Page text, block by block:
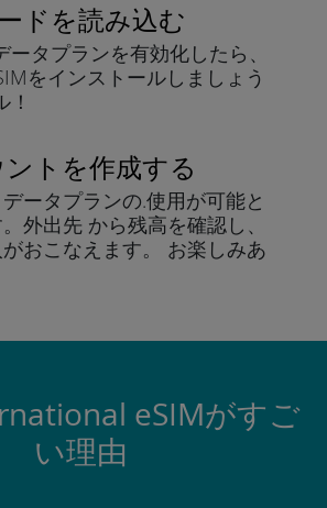
ドを読み込む
ータプランを有効化したら、
をインストールしま しょう
トを作成する
ータプランの.使用が可能と
外出先 から残高を確認し、
おこなえます。
お楽しみあ
eSIMがすご
い理由